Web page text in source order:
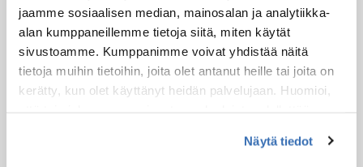
jaamme sosiaalisen median, mainosalan ja analytiikka-
alan kumppaneillemme tietoja siitä, miten käytät
sivustoamme. Kumppanimme voivat yhdistää näitä
tietoja muihin tietoihin, joita olet antanut heille tai joita on
kerätty, kun olet käyttänyt heidän palvelujaan. Huomioi,
Näytä tiedot